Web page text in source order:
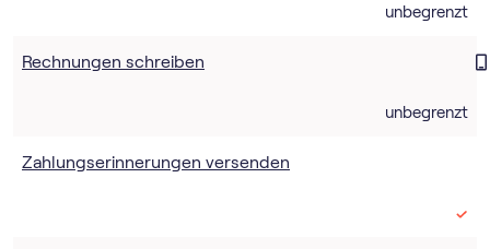
unbegrenzt
Rechnungen schreiben
unbegrenzt
Zahlungserinnerungen versenden